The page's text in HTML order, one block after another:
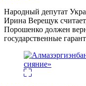
Народный депутат
Ирина Верещук
Порошенко должен
государственные